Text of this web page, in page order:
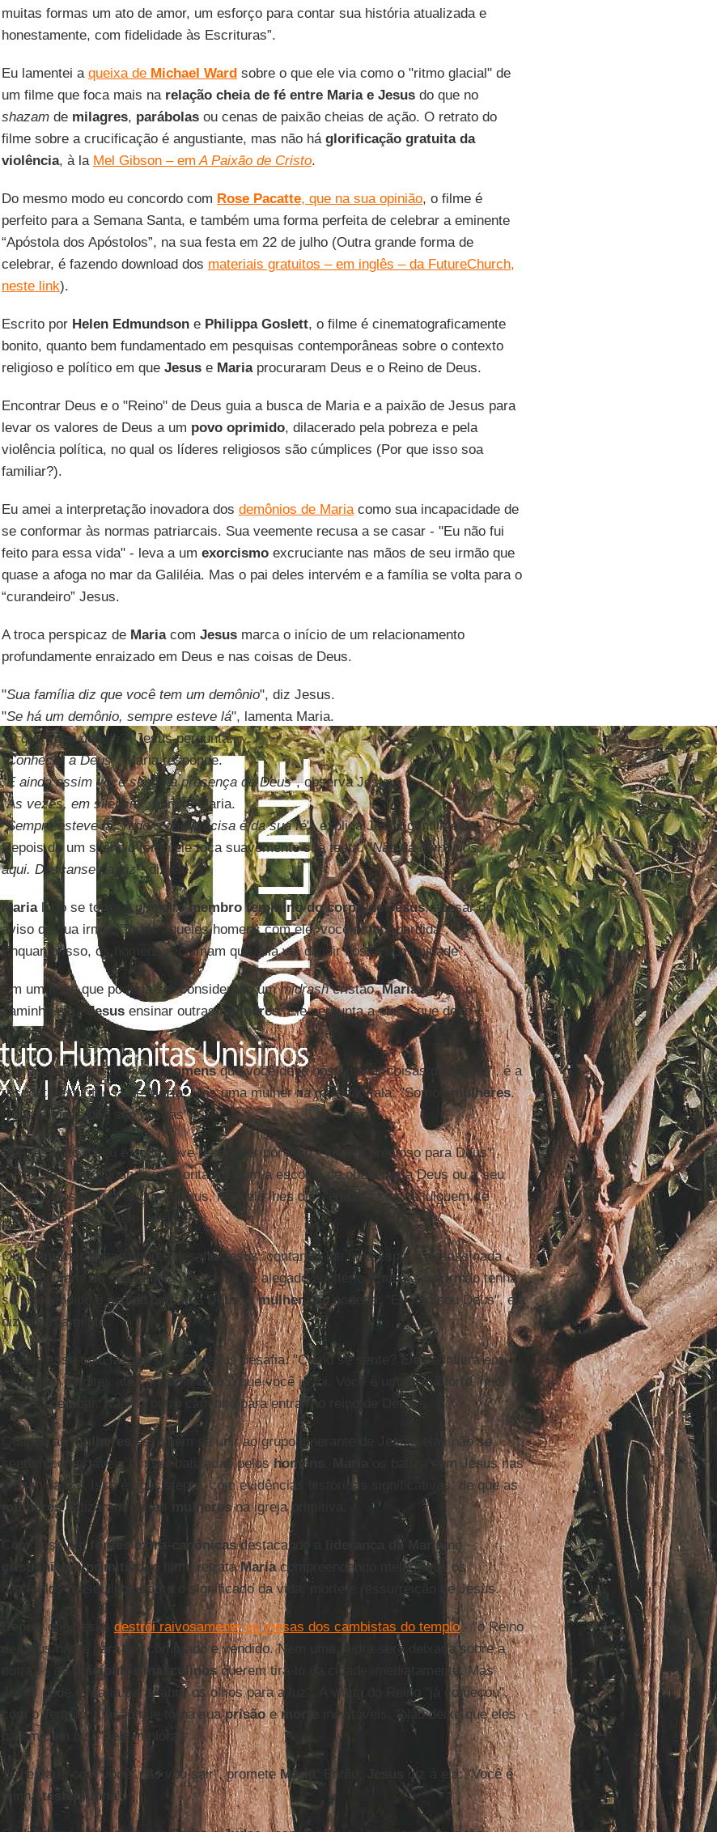
muitas formas um ato de amor, um esforço para contar sua história atualizada e
honestamente, com fidelidade às Escrituras”.
Eu lamentei a queixa de Michael Wardsobre o que ele via como o "ritmo glacial" de
um filme que foca mais na relação cheia de fé entre Maria e Jesusdo que no
shazamde milagres, parábolasou cenas de paixão cheias de ação. O retrato do
filme sobre a crucificação é angustiante, mas não há glorificação gratuita da
violência, à la Mel Gibson – em A Paixão de Cristo.
Do mesmo modo eu concordo com Rose Pacatte, que na sua opinião, o filme é
perfeito para a Semana Santa, e também uma forma perfeita de celebrar a eminente
“Apóstola dos Apóstolos”, na sua festa em 22 de julho (Outra grande forma de
celebrar, é fazendo download dos materiais gratuitos – em inglês – da FutureChurch,
neste link).
Escrito por Helen Edmundsone Philippa Goslett, o filme é cinematograficamente
bonito, quanto bem fundamentado em pesquisas contemporâneas sobre o contexto
religioso e político em que Jesuse Mariaprocuraram Deus e o Reino de Deus.
Encontrar Deus e o "Reino" de Deus guia a busca de Maria e a paixão de Jesus para
levar os valores de Deus a um povo oprimido, dilacerado pela pobreza e pela
violência política, no qual os líderes religiosos são cúmplices (Por que isso soa
familiar?).
Eu amei a interpretação inovadora dos demônios de Mariacomo sua incapacidade de
se conformar às normas patriarcais. Sua veemente recusa a se casar - "Eu não fui
feito para essa vida" - leva a um exorcismoexcruciante nas mãos de seu irmão que
quase a afoga no mar da Galiléia. Mas o pai deles intervém e a família se volta para o
“curandeiro” Jesus.
A troca perspicaz de Mariacom Jesusmarca o início de um relacionamento
profundamente enraizado em Deus e nas coisas de Deus.
"Sua família diz que você tem um demônio", diz Jesus.
"Se há um demônio, sempre esteve lá", lamenta Maria.
"O que você deseja? " Jesus pergunta.
"Conhecer a Deus", Maria responde.
"E ainda assim você sentiu a presença de Deus", observa Jesus.
"Às vezes, em silêncio", admite Maria.
"Sempre esteve lá. Tudo o que precisa é da sua fé", explica Jesus gentilmente.
Depois de um silêncio fértil, ele toca suavemente sua testa. "Não há demônios
aqui. Descanse na luz", diz ele.
Marialogo se torna o primeiromembro feminino do corpo de Jesus, apesar do
aviso de sua irmã: "Todos aqueles homens com ele, você estará perdida".
Enquanto isso, os homens reclamam que "ela vai dividir nossa comunidade".
Em um filme que poderia ser considerado ummidrashcristão,Mariafacilita o
caminho paraJesusensinar outrasmulheres. Ele pergunta a ela "o que devo
ensinar?"
"Somos tão diferentes doshomensque você deve nos ensinar coisas diferentes", é a
resposta espirituosa deMaria. Mas uma mulher na multidão fala: "Somosmulheres.
Nossas vidas não são nossas".
"Seu espírito é seu e você deve responder por isso - você é precioso para Deus",
Jesus diz a ela. Quando confrontados com a escolha de obedecer a Deus ou a seu
marido, eles devem seguir a Deus, mas ele lhes diz: "embora eles te julguem, te
perseguem, você deve perdoar".
Outramulher
ousadamente desafia Jesus, contando-lhe uma esposa assassinada
pelos homens de sua família por causa de alegado adultério. Embora um irmão tenha
se arrependido e pedido perdão a Deus, amulhernão poderia: "Eu não sou Deus", ela
diz amargamente.
"O que esse ódio faz por você?" Jesus desafia. "Como se sente? Ele se infiltra em
seus dias e noites até consumir tudo o que você já foi. Você é umairmã
forte, mas
precisa perdoar. Não há outro caminho para entrar no reino de Deus."
Quando as mulheres
escolhem se unir ao grupo itinerante de Jesus, elas não se
sentem confortáveis em ser batizadas peloshomens
os batiza com Jesus nas
proximidades. Isso é consistente, com evidências históricas significativas, de que as
mulheresbatizaram outras mulheresna igreja primitiva.
Com base emfontes extra-canônicasdestacando a liderança de Maria no
cristianismo primitivo, o filme retrataMariacompreendendo melhor que os
discípulos masculinos sobre o significado da vida, morte e ressurreição de Jesus.
Depois que Jesus destrói raivosamente as mesas dos cambistas do templo- "o Reino
de Deus não é para ser comprado e vendido. Nem uma pedra será deixada sobre a
outra". - os
discípulos masculinosquerem tirá-lo da cidade imediatamente. Mas
Jesus pede a Maria para "abrir os olhos para a luz". A vinda do Reino "já começou",
com o Templo, a ação que torna suaprisãoemorte
inevitáveis. "Não deixe que eles
parem com isso", ele implora.
"Eu estarei com você, não vou sair", prometeMaria . Então,
diz à ela: "Você é
minhatestemunha".